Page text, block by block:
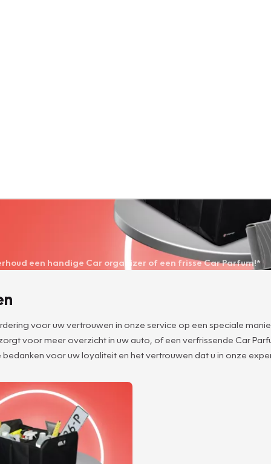
een handige Car organizer of een frisse Car Parfum!*
voor uw vertrouwen in onze service op een speciale
voor meer overzicht in uw auto, of een verfrissende Car
voor uw loyaliteit en het vertrouwen dat u in onze